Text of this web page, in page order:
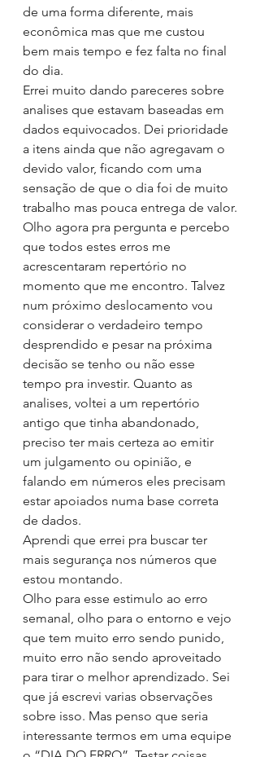
de uma forma diferente, mais
econômica mas que me custou
bem mais tempo e fez falta no final
do dia.
Errei muito dando pareceres sobre
analises que estavam baseadas em
dados equivocados. Dei prioridade
a itens ainda que não agregavam o
devido valor, ficando com uma
sensação de que o dia foi de muito
trabalho mas pouca entrega de valor.
Olho agora pra pergunta e percebo
que todos estes erros me
acrescentaram repertório no
momento que me encontro. Talvez
num próximo deslocamento vou
considerar o verdadeiro tempo
desprendido e pesar na próxima
decisão se tenho ou não esse
tempo pra investir. Quanto as
analises, voltei a um repertório
antigo que tinha abandonado,
preciso ter mais certeza ao emitir
um julgamento ou opinião, e
falando em números eles precisam
estar apoiados numa base correta
de dados.
Aprendi que errei pra buscar ter
mais segurança nos números que
estou montando.
Olho para esse estimulo ao erro
semanal, olho para o entorno e vejo
que tem muito erro sendo punido,
muito erro não sendo aproveitado
para tirar o melhor aprendizado. Sei
que já escrevi varias observações
sobre isso. Mas penso que seria
interessante termos em uma equipe